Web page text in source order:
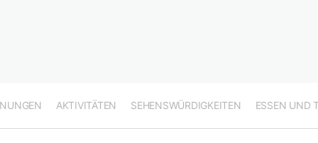
AKTIVITÄTEN SEHENSWÜRDIGKEITEN ESSEN UND